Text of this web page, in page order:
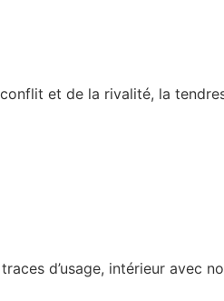
et de la rivalité, la
d’usage, intérieur avec